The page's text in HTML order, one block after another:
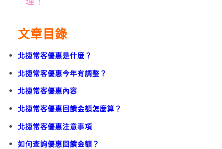
文章目錄
北捷常客優惠是什麼？
北捷常客優惠今年有調整？
北捷常客優惠內容
北捷常客優惠回饋金額怎麼算？
北捷常客優惠注意事項
如何查詢優惠回饋金額？